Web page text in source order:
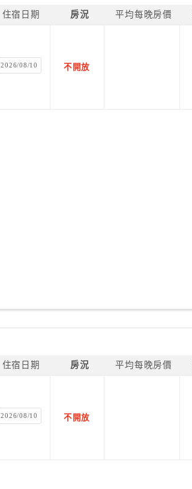
住宿日期 房況 平均每晚房價
2026/08/10 不開放
住宿日期 房況 平均每晚房價
2026/08/10 不開放